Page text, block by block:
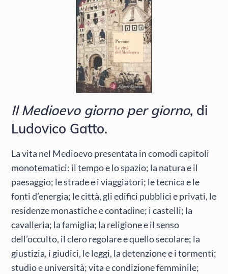
Il Medioevo giorno per giorno, di
Ludovico Gatto.
La vita nel Medioevo presentata in comodi capitoli
monotematici: il tempo e lo spazio; la natura e il
paesaggio; le strade e i viaggiatori; le tecnica e le
fonti d’energia; le città, gli edifici pubblici e privati, le
residenze monastiche e contadine; i castelli; la
cavalleria; la famiglia; la religione e il senso
dell’occulto, il clero regolare e quello secolare; la
giustizia, i giudici, le leggi, la detenzione e i tormenti;
studio e università; vita e condizione femminile;